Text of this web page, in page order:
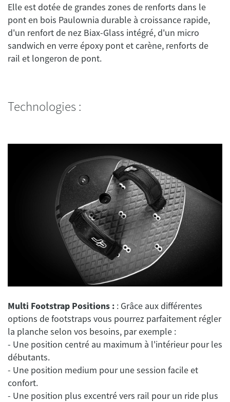
Elle est dotée de grandes zones de renforts dans le
pont en bois Paulownia durable à croissance rapide,
d'un renfort de nez Biax-Glass intégré, d'un micro
sandwich en verre époxy pont et carène, renforts de
Technologies :
Multi Footstrap Positions : : Grâce aux différentes
options de footstraps vous pourrez parfaitement régler
la planche selon vos besoins, par exemple :
- Une position centré au maximum à l'intérieur pour les
débutants.
- Une position medium pour une session facile et
confort.
- Une position plus excentré vers rail pour un ride plus